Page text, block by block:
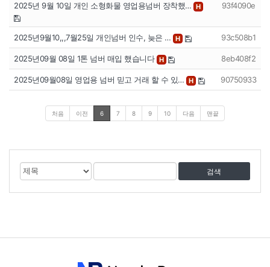
2025년 9월 10일 개인 소형화물 영업용넘버 장착했… H 93f4090e
2025년9월10,,,7월25일 개인넘버 인수, 늦은 … H 93c508b1
2025년09월 08일 1톤 넘버 매입 했습니다 H 8eb408f2
2025년09월08일 영업용 넘버 믿고 거래 할 수 있… H 90750933
처음 이전 6 7 8 9 10 다음 맨끝
게
물
검
색
대
검
어